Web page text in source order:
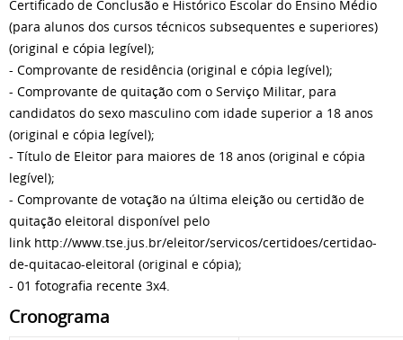
Certificado de Conclusão e Histórico Escolar do Ensino Médio
(para alunos dos cursos técnicos subsequentes e superiores)
(original e cópia legível);
- Comprovante de residência (original e cópia legível);
- Comprovante de quitação com o Serviço Militar, para
candidatos do sexo masculino com idade superior a 18 anos
(original e cópia legível);
- Título de Eleitor para maiores de 18 anos (original e cópia
legível);
- Comprovante de votação na última eleição ou certidão de
quitação eleitoral disponível pelo
link http://www.tse.jus.br/eleitor/servicos/certidoes/certidao-
de-quitacao-eleitoral (original e cópia);
- 01 fotografia recente 3x4.
Cronograma